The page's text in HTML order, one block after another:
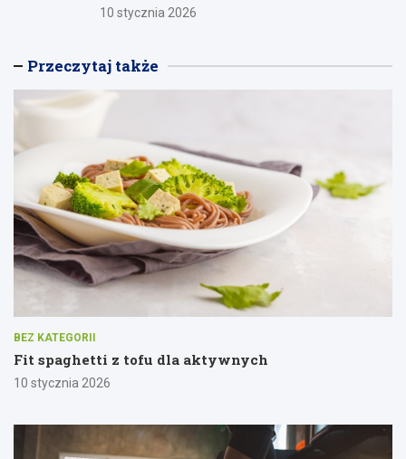
10 stycznia 2026
Przeczytaj także
BEZ KATEGORII
Fit spaghetti z tofu dla aktywnych
10 stycznia 2026